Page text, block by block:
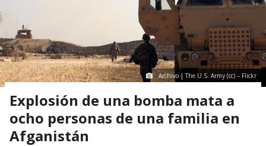
Archivo | The U.S. Army (cc) – Flickr
Explosión de una bomba mata a
ocho personas de una familia en
Afganistán